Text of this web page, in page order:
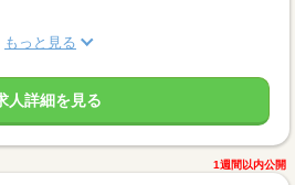
もっと見る
人詳細を見る
1週間以内公開